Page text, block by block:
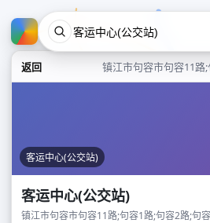
返回 镇江市句容市句容11路
客运中心(公交站)
客运中心(公交站)
镇江市句容市句容11路;句容1路;句容2路;句